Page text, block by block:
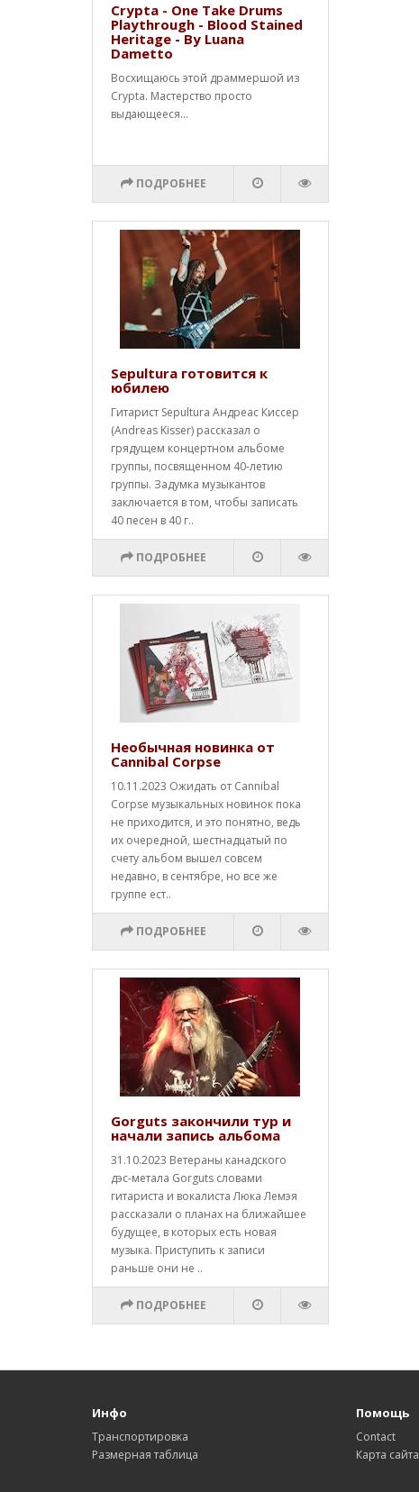
Crypta - One Take Drums
Playthrough - Blood Stained
Heritage - By Luana
Dametto
Восхищаюсь этой драммершой из
Crypta. Мастерство просто
выдающееся...
ПОДРОБНЕЕ
Sepultura готовится к
юбилею
Гитарист Sepultura Андреас Киссер
(Andreas Kisser) рассказал о
грядущем концертном альбоме
группы, посвященном 40-летию
группы. Задумка музыкантов
заключается в том, чтобы записать
40 песен в 40 г..
ПОДРОБНЕЕ
Необычная новинка от
Cannibal Corpse
10.11.2023 Ожидать от Cannibal
Corpse музыкальных новинок пока
не приходится, и это понятно, ведь
их очередной, шестнадцатый по
счету альбом вышел совсем
недавно, в сентябре, но все же
группе ест..
ПОДРОБНЕЕ
Gorguts закончили тур и
начали запись альбома
31.10.2023 Ветераны канадского
дэс-метала Gorguts словами
гитариста и вокалиста Люка Лемэя
рассказали о планах на ближайшее
будущее, в которых есть новая
музыка. Приступить к записи
раньше они не ..
ПОДРОБНЕЕ
Инфо
Транспортировка
Размерная таблица
Помощь
Contact
Карта сайта